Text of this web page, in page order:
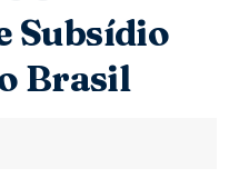
Subsídio
Brasil